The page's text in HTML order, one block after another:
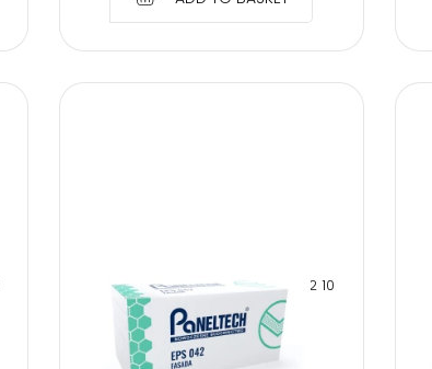
PANELTECH POLYSTYRENE EPS 042 10
CM FACADE
€2.53